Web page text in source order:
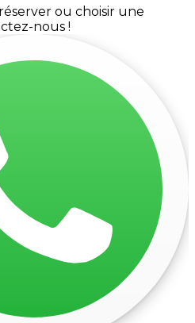
ou choisir une
nous !